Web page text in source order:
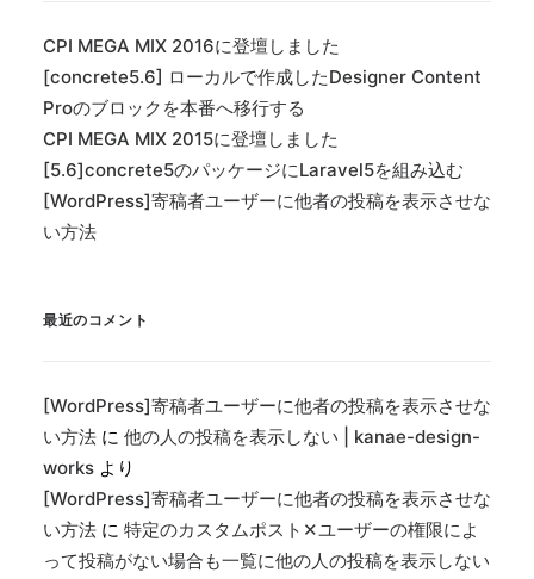
CPI MEGA MIX 2016に登壇しました
[concrete5.6] ローカルで作成したDesigner Content
Proのブロックを本番へ移行する
CPI MEGA MIX 2015に登壇しました
[5.6]concrete5のパッケージにLaravel5を組み込む
[WordPress]寄稿者ユーザーに他者の投稿を表示させな
い方法
最近のコメント
[WordPress]寄稿者ユーザーに他者の投稿を表示させな
い方法 に 他の人の投稿を表示しない | kanae-design-
works より
[WordPress]寄稿者ユーザーに他者の投稿を表示させな
い方法 に 特定のカスタムポスト✕ユーザーの権限によ
って投稿がない場合も一覧に他の人の投稿を表示しない